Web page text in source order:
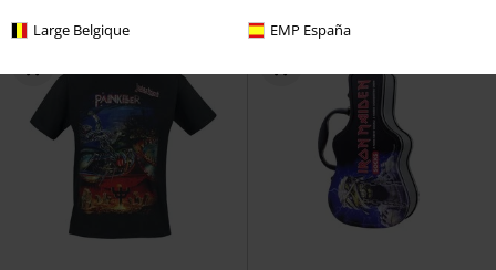
Large Belgique EMP España